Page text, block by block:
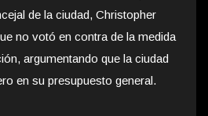
de la ciudad, Christopher
no votó en contra de la medida
argumentando que la ciudad
en su presupuesto general.